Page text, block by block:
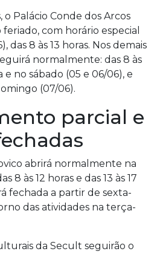
o Palácio Conde dos Arcos
com horário especial
das 8 às 13 horas. Nos demais
normalmente: das 8 às
e no sábado (05 e 06/06), e
(07/06).
parcial e
abrirá normalmente na
8 às 12 horas e das 13 às 17
fechada a partir de sexta-
das atividades na terça-
da Secult seguirão o